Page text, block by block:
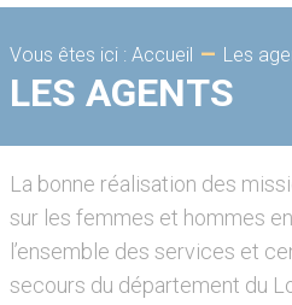
Vous êtes ici : Accueil - Les
LES AGENTS
La bonne réalisation des
sur les femmes et hommes
l’ensemble des services et
secours du département du